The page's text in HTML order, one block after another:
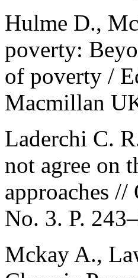
Hulme D.,
poverty:
of poverty /
Macmillan
Laderchi C.
not agree on
approaches
No. 3. P.
Mckay A.,